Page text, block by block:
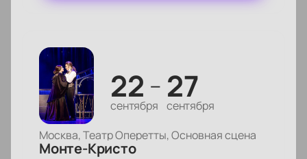
22
сентября
— 27
сентября
Москва, Театр Оперетты, Основная сцена
Монте-Кристо